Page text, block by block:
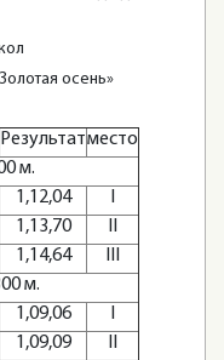
осень»
Результатместо
м.
1,12,04
1,13,70
1,14,64
м.
1,09,06
1,09,09